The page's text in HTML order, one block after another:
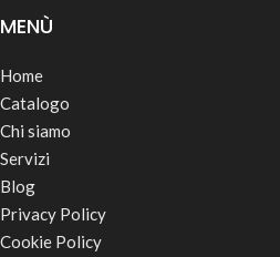
MENÙ
Home
Catalogo
Chi siamo
Servizi
Blog
Privacy Policy
Cookie Policy